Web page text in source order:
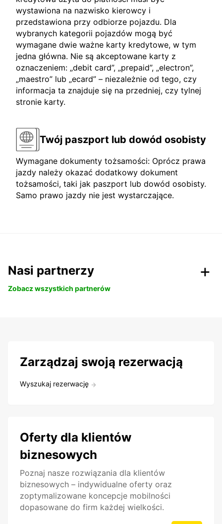
wystawiona na nazwisko kierowcy i
przedstawiona przy odbiorze pojazdu. Dla
wybranych kategorii pojazdów mogą być
wymagane dwie ważne karty kredytowe, w tym
jedna główna. Nie są akceptowane karty z
oznaczeniem: „debit card”, „prepaid”, „electron”,
„maestro” lub „ecard” – niezależnie od tego, czy
informacja ta znajduje się na przedniej, czy tylnej
stronie karty.
Twój paszport lub dowód osobisty
Wymagane dokumenty tożsamości: Oprócz prawa
jazdy należy okazać dodatkowy dokument
tożsamości, taki jak paszport lub dowód osobisty.
Samo prawo jazdy nie jest wystarczające.
Nasi partnerzy
Zobacz wszystkich partnerów
Zarządzaj swoją rezerwacją
Wyszukaj rezerwację
Oferty dla klientów
biznesowych
Poznaj nasze rozwiązania dla klientów
biznesowych – indywidualne oferty oraz
zoptymalizowane koncepcje mobilności
dopasowane do firm każdej wielkości.